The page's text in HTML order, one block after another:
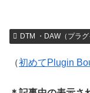
DTM ・DAW（プラ
（初めてPlugin